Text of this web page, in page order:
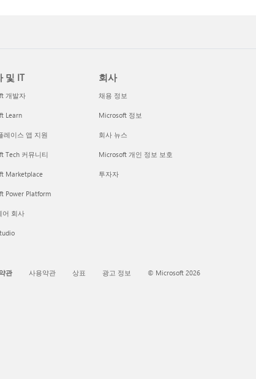
및 IT
개발자
Learn
레이스 앱 지원
Tech 커뮤니티
Marketplace
Power Platform
어 회사
회사
채용 정보
Microsoft 정보
회사 뉴스
Microsoft 개인 정보 보호
투자자
관 사용약관 상표 광고 정보 © Microsoft 2026